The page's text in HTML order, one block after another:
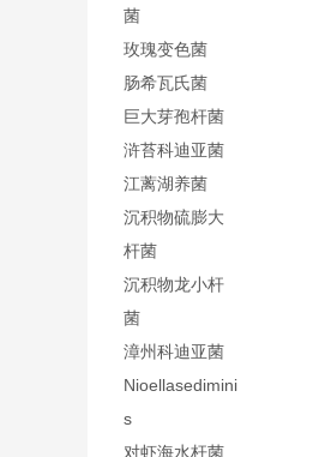
菌
玫瑰变色菌
肠希瓦氏菌
巨大芽孢杆菌
浒苔科迪亚菌
江蓠湖养菌
沉积物硫膨大
杆菌
沉积物龙小杆
菌
漳州科迪亚菌
Nioellasedimini
s
对虾海水杆菌